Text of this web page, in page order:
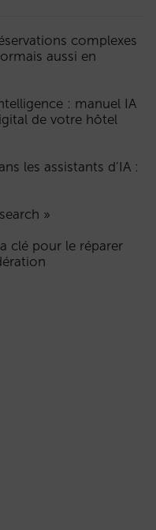
complexes
aussi en
: manuel IA
de votre hôtel
les assistants d’IA :
»
clé pour le réparer